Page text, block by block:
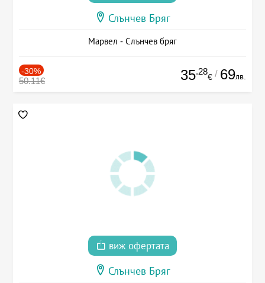
Слънчев Бряг
Марвел - Слънчев бряг
-30%
50.11€ 35.28
€ / 69лв.
виж офертата
Слънчев Бряг